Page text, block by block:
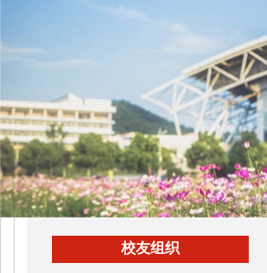
校友组织